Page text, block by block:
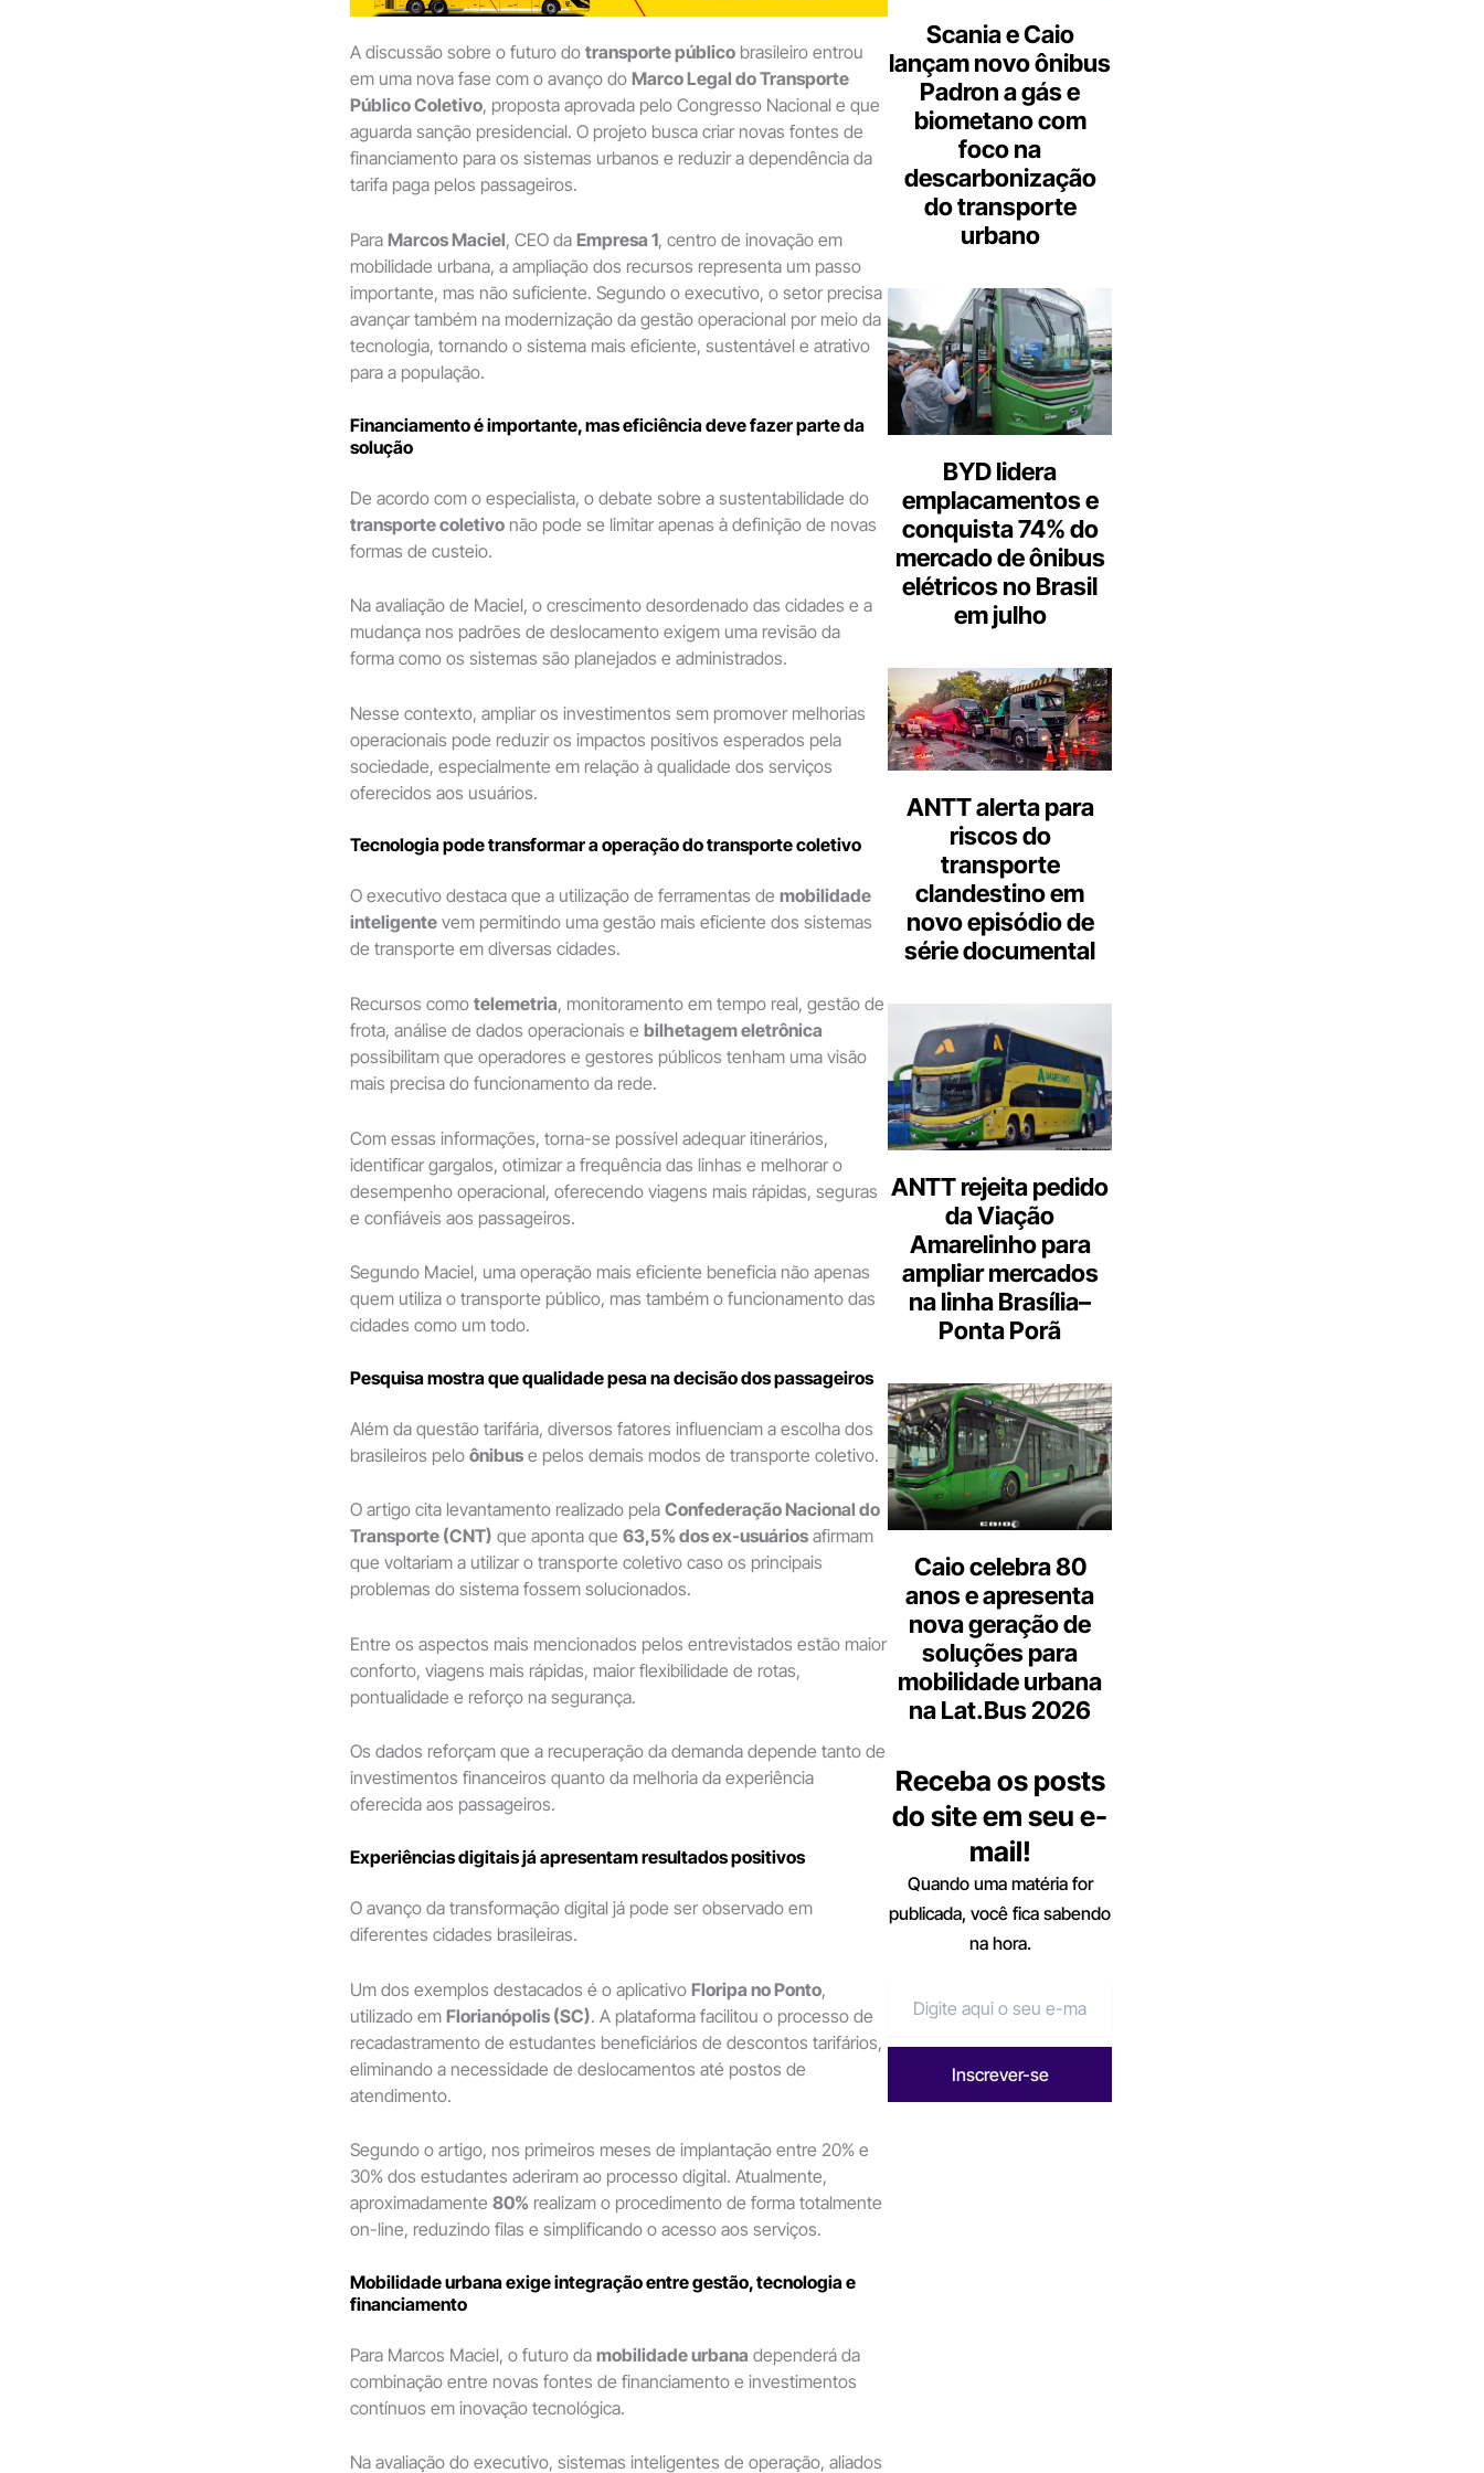
A discussão sobre o futuro do transporte público brasileiro entrou
em uma nova fase com o avanço do Marco Legal do Transporte
Público Coletivo, proposta aprovada pelo Congresso Nacional e que
aguarda sanção presidencial. O projeto busca criar novas fontes de
financiamento para os sistemas urbanos e reduzir a dependência da
tarifa paga pelos passageiros.
Para Marcos Maciel, CEO da Empresa 1, centro de inovação em
mobilidade urbana, a ampliação dos recursos representa um passo
importante, mas não suficiente. Segundo o executivo, o setor precisa
avançar também na modernização da gestão operacional por meio da
tecnologia, tornando o sistema mais eficiente, sustentável e atrativo
para a população.
Financiamento é importante, mas eficiência deve fazer parte da
solução
De acordo com o especialista, o debate sobre a sustentabilidade do
transporte coletivo não pode se limitar apenas à definição de novas
formas de custeio.
Na avaliação de Maciel, o crescimento desordenado das cidades e a
mudança nos padrões de deslocamento exigem uma revisão da
forma como os sistemas são planejados e administrados.
Nesse contexto, ampliar os investimentos sem promover melhorias
operacionais pode reduzir os impactos positivos esperados pela
sociedade, especialmente em relação à qualidade dos serviços
oferecidos aos usuários.
Tecnologia pode transformar a operação do transporte coletivo
O executivo destaca que a utilização de ferramentas de mobilidade
inteligente vem permitindo uma gestão mais eficiente dos sistemas
de transporte em diversas cidades.
Recursos como telemetria, monitoramento em tempo real, gestão de
frota, análise de dados operacionais e bilhetagem eletrônica
possibilitam que operadores e gestores públicos tenham uma visão
mais precisa do funcionamento da rede.
Com essas informações, torna-se possível adequar itinerários,
identificar gargalos, otimizar a frequência das linhas e melhorar o
desempenho operacional, oferecendo viagens mais rápidas, seguras
e confiáveis aos passageiros.
Segundo Maciel, uma operação mais eficiente beneficia não apenas
quem utiliza o transporte público, mas também o funcionamento das
cidades como um todo.
Pesquisa mostra que qualidade pesa na decisão dos passageiros
Além da questão tarifária, diversos fatores influenciam a escolha dos
brasileiros pelo ônibus e pelos demais modos de transporte coletivo.
O artigo cita levantamento realizado pela Confederação Nacional do
Transporte (CNT) que aponta que 63,5% dos ex-usuários afirmam
que voltariam a utilizar o transporte coletivo caso os principais
problemas do sistema fossem solucionados.
Entre os aspectos mais mencionados pelos entrevistados estão maior
conforto, viagens mais rápidas, maior flexibilidade de rotas,
pontualidade e reforço na segurança.
Os dados reforçam que a recuperação da demanda depende tanto de
investimentos financeiros quanto da melhoria da experiência
oferecida aos passageiros.
Experiências digitais já apresentam resultados positivos
O avanço da transformação digital já pode ser observado em
diferentes cidades brasileiras.
Um dos exemplos destacados é o aplicativo Floripa no Ponto,
utilizado em Florianópolis (SC). A plataforma facilitou o processo de
recadastramento de estudantes beneficiários de descontos tarifários,
eliminando a necessidade de deslocamentos até postos de
atendimento.
Segundo o artigo, nos primeiros meses de implantação entre 20% e
30% dos estudantes aderiram ao processo digital. Atualmente,
aproximadamente 80% realizam o procedimento de forma totalmente
on-line, reduzindo filas e simplificando o acesso aos serviços.
Mobilidade urbana exige integração entre gestão, tecnologia e
financiamento
Para Marcos Maciel, o futuro da mobilidade urbana dependerá da
combinação entre novas fontes de financiamento e investimentos
contínuos em inovação tecnológica.
Na avaliação do executivo, sistemas inteligentes de operação, aliados
Scania e Caio
lançam novo ônibus
Padron a gás e
biometano com
foco na
descarbonização
do transporte
urbano
BYD lidera
emplacamentos e
conquista 74% do
mercado de ônibus
elétricos no Brasil
em julho
ANTT alerta para
riscos do
transporte
clandestino em
novo episódio de
série documental
ANTT rejeita pedido
da Viação
Amarelinho para
ampliar mercados
na linha Brasília–
Ponta Porã
Caio celebra 80
anos e apresenta
nova geração de
soluções para
mobilidade urbana
na Lat.Bus 2026
Receba os posts
do site em seu e-
mail!
Quando uma matéria for
publicada, você fica sabendo
na hora.
Inscrever-se